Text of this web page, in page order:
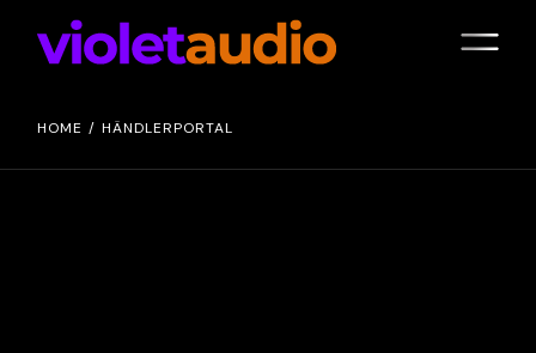
HOME HÄNDLERPORTAL